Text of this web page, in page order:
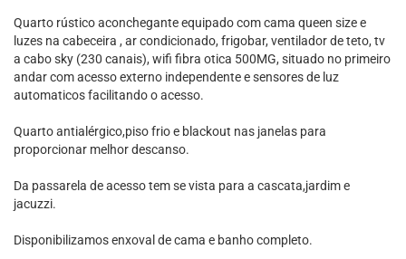
Quarto rústico aconchegante equipado com cama queen size e
luzes na cabeceira , ar condicionado, frigobar, ventilador de teto, tv
a cabo sky (230 canais), wifi fibra otica 500MG, situado no primeiro
andar com acesso externo independente e sensores de luz
automaticos facilitando o acesso.
Quarto antialérgico,piso frio e blackout nas janelas para
proporcionar melhor descanso.
Da passarela de acesso tem se vista para a cascata,jardim e
jacuzzi.
Disponibilizamos enxoval de cama e banho completo.